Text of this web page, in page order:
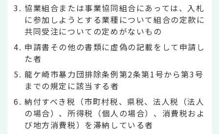
協業組合または事業協同組合にあっては、入札
に参加しようとする業種について組合の定款に
共同受注についての定めがないもの
申請書その他の書類に虚偽の記載をして申請し
た者
龍ケ崎市暴力団排除条例第2条第1号から第3号
までの規定に該当する者
納付すべき税（市町村税、県税、法人税（法人
の場合）、所得税（個人の場合）、消費税およ
び地方消費税）を滞納している者